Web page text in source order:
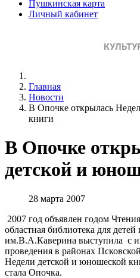
Пушкинская карта
Личный кабинет
Главная
Новости
В Опочке открылась
книги
В Опочке
детской и
28 марта 2007
2007 год объявлен годом
областная библиотека для
им.В.А.Каверина выступила с
проведения в районах
Недели детской и юношеской
стала Опочка.